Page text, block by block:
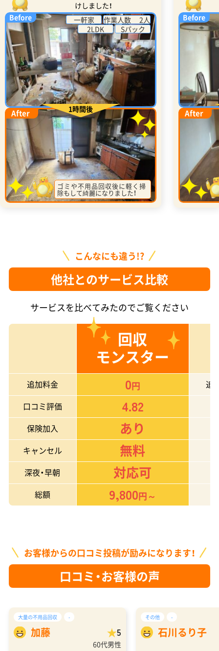
けしました！
Before
一軒家
作業人数 2人
2LDK
Sパック
After
ゴミや不用品回収後に軽く掃
除もして綺麗になりました！
1時間後
Before
After
こんなにも違う!?
他社とのサービス比較
サービスを比べてみたのでご覧ください
回収
モンスター
追加料金 0円
追
口コミ評価
4.82
保険加入 あり
キャンセル 無料
深夜・早朝 対応可
総額
9,800円～
お客様からの口コミ投稿が励みになります！
口コミ・お客様の声
大量の不用品回収 -
加藤 5
60代男性
その他 -
石川るり子